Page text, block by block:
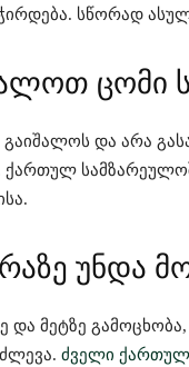
სწორად
ცომი
და არა
ქართულ
უნდა
და მეტზე
ძველი